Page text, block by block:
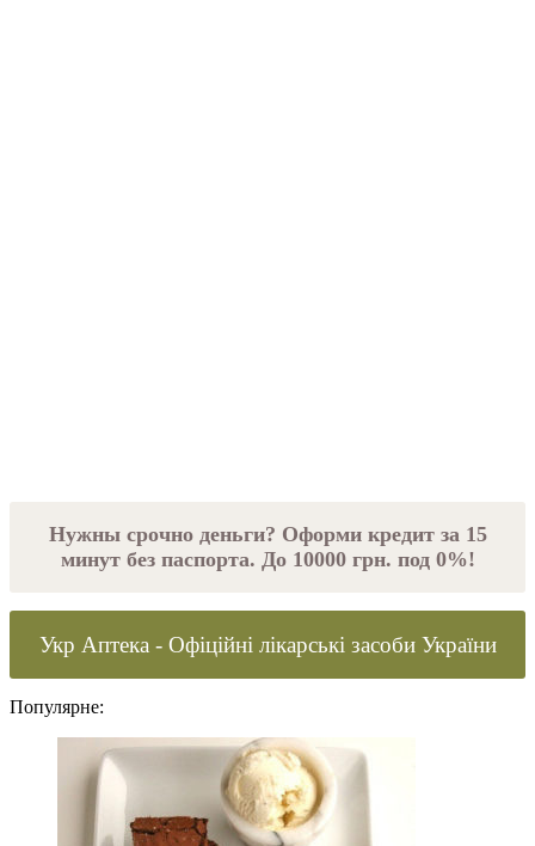
Нужны срочно деньги? Оформи кредит за 15
минут без паспорта. До 10000 грн. под 0%!
Укр Аптека - Офіційні лікарські засоби України
Популярне: